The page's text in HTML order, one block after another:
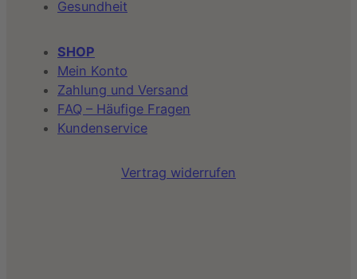
Gesundheit
SHOP
Mein Konto
Zahlung und Versand
FAQ – Häufige Fragen
Kundenservice
Vertrag widerrufen